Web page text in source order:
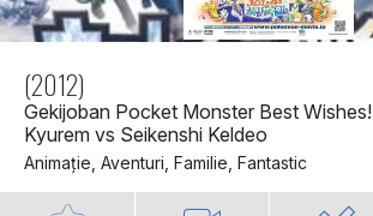
(2012)
Gekijoban Pocket Monster Best Wishes!
Kyurem vs Seikenshi Keldeo
Animaţie, Aventuri, Familie, Fantastic